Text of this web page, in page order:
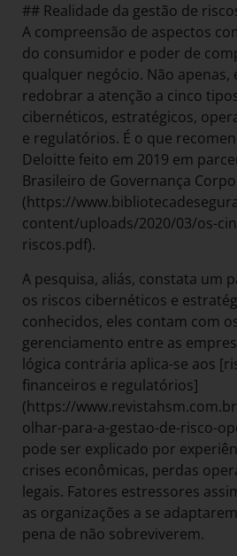
## Realidade da gestão de
A compreensão de aspectos
do consumidor e poder de
qualquer negócio. Não
redobrar a atenção a cinco
cibernéticos, estratégicos,
e regulatórios. É o que
Deloitte feito em 2019 em
Brasileiro de Governança
(https://
content/uploads/2020/03/os-
riscos.pdf).
A pesquisa, aliás, constata um
os riscos cibernéticos e
conhecidos, eles contam com
gerenciamento entre as
lógica contrária aplica-se aos
financeiros e regulatórios]
(https://
olhar-para-a-gestao-de-risco-
pode ser explicado por
crises econômicas, perdas
legais. Fatores estressores
as organizações a se
pena de não sobreviverem.